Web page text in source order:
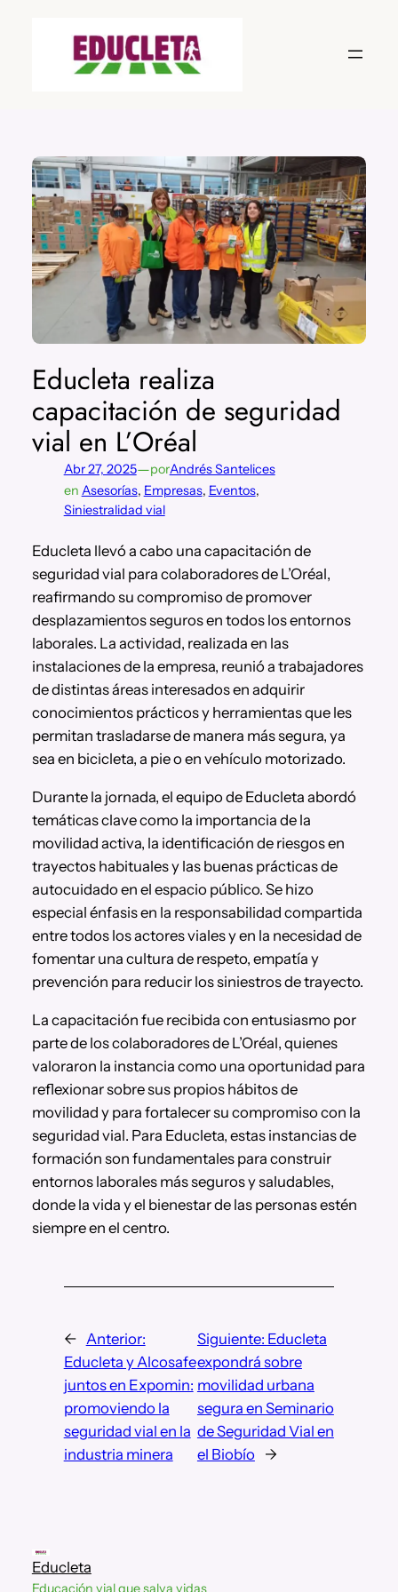
Educleta realiza
capacitación de seguridad
vial en L’Oréal
Abr 27, 2025—porAndrés Santelices
en Asesorías, Empresas, Eventos
Siniestralidad vial
Educleta llevó a cabo una capacitación de
seguridad vial para colaboradores de L’Oréal,
reafirmando su compromiso de promover
desplazamientos seguros en todos los entornos
laborales. La actividad, realizada en las
instalaciones de la empresa, reunió a trabajadores
de distintas áreas interesados en adquirir
conocimientos prácticos y herramientas que les
permitan trasladarse de manera más segura, ya
sea en bicicleta, a pie o en vehículo motorizado.
Durante la jornada, el equipo de Educleta abordó
temáticas clave como la importancia de la
movilidad activa, la identificación de riesgos en
trayectos habituales y las buenas prácticas de
autocuidado en el espacio público. Se hizo
especial énfasis en la responsabilidad compartida
entre todos los actores viales y en la necesidad de
fomentar una cultura de respeto, empatía y
prevención para reducir los siniestros de trayecto.
La capacitación fue recibida con entusiasmo por
parte de los colaboradores de L’Oréal, quienes
valoraron la instancia como una oportunidad para
reflexionar sobre sus propios hábitos de
movilidad y para fortalecer su compromiso con la
seguridad vial. Para Educleta, estas instancias de
formación son fundamentales para construir
entornos laborales más seguros y saludables,
donde la vida y el bienestar de las personas estén
siempre en el centro.
←
Anterior:
Educleta y Alcosafe
juntos en Expomin:
promoviendo la
seguridad vial en la
industria minera
Siguiente: Educleta
expondrá sobre
movilidad urbana
segura en Seminario
de Seguridad Vial en
el Biobío
→
Educleta
Educación vial que salva vidas